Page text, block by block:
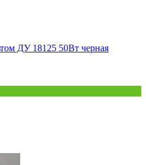
ДУ 18125 50Вт черная